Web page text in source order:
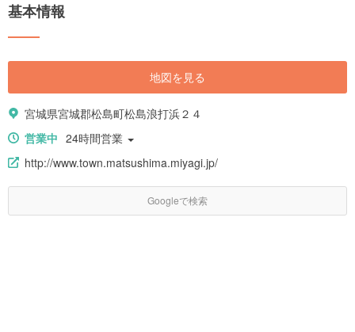
基本情報
地図を見る
宮城県宮城郡松島町松島浪打浜２４
営業中 24時間営業
http://www.town.matsushima.miyagi.jp/
Googleで検索